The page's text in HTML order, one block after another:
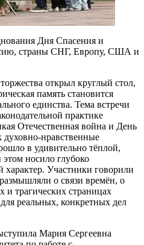
Дня Спасения и
страны СНГ, Европу, США и
открыл круглый стол,
память становится
единства. Тема встречи
практике
Отечественная война и День
духовно-нравственные
в удивительно тёплой,
носило глубоко
Участники говорили
о связи времён, о
и трагических страницах
реальных, конкретных дел
Мария Сергеевна